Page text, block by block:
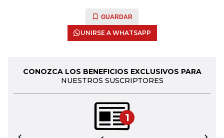
GUARDAR
UNIRSE A WHATSAPP
CONOZCA LOS BENEFICIOS EXCLUSIVOS PARA
NUESTROS SUSCRIPTORES
1